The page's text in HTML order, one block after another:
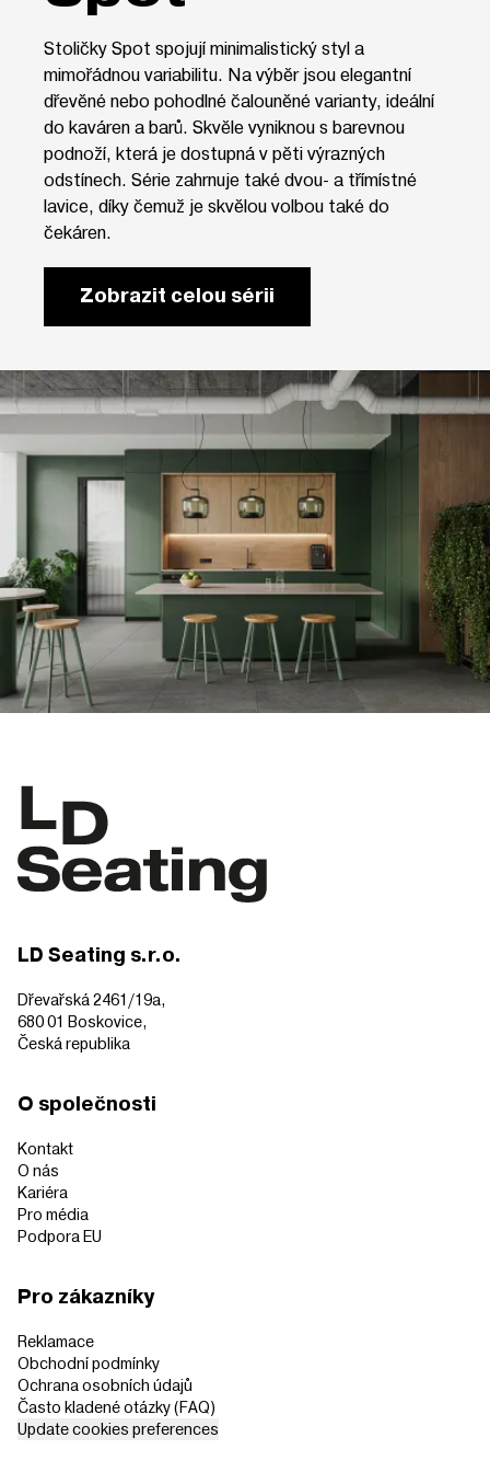
Stoličky Spot spojují minimalistický styl a
mimořádnou variabilitu. Na výběr jsou elegantní
dřevěné nebo pohodlné čalouněné varianty, ideální
do kaváren a barů. Skvěle vyniknou s barevnou
podnoží, která je dostupná v pěti výrazných
odstínech. Série zahrnuje také dvou- a třímístné
lavice, díky čemuž je skvělou volbou také do
čekáren.
Zobrazit celou sérii
LD Seating s.r.o.
Dřevařská 2461/19a,
680 01 Boskovice,
Česká republika
O společnosti
Kontakt
O nás
Kariéra
Pro média
Podpora EU
Pro zákazníky
Reklamace
Obchodní podmínky
Ochrana osobních údajů
Často kladené otázky (FAQ)
Update cookies preferences